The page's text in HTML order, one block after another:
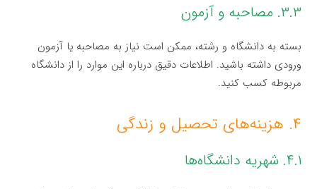
۳.۳. مصاحبه و آزمون
بسته به دانشگاه و رشته، ممکن است نیاز به مصاحبه یا آزمون
ورودی داشته باشید. اطلاعات دقیق درباره این موارد را از دانشگاه
مربوطه کسب کنید.
۴. هزینه‌های تحصیل و زندگی
۴.۱. شهریه دانشگاه‌ها